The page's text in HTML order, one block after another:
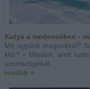
Kutya a medencében -
Mit vigyünk magunkkal?
klór? - Minden, amit
szemszögéből.
tovább »